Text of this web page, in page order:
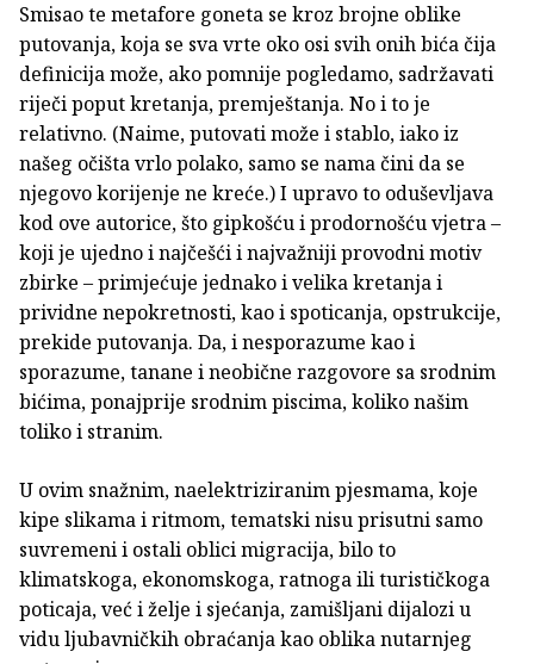
Smisao te metafore goneta se kroz brojne oblike
putovanja, koja se sva vrte oko osi svih onih bića čija
definicija može, ako pomnije pogledamo, sadržavati
riječi poput kretanja, premještanja. No i to je
relativno. (Naime, putovati može i stablo, iako iz
našeg očišta vrlo polako, samo se nama čini da se
njegovo korijenje ne kreće.) I upravo to oduševljava
kod ove autorice, što gipkošću i prodornošću vjetra –
koji je ujedno i najčešći i najvažniji provodni motiv
zbirke – primjećuje jednako i velika kretanja i
prividne nepokretnosti, kao i spoticanja, opstrukcije,
prekide putovanja. Da, i nesporazume kao i
sporazume, tanane i neobične razgovore sa srodnim
bićima, ponajprije srodnim piscima, koliko našim
toliko i stranim.
U ovim snažnim, naelektriziranim pjesmama, koje
kipe slikama i ritmom, tematski nisu prisutni samo
suvremeni i ostali oblici migracija, bilo to
klimatskoga, ekonomskoga, ratnoga ili turističkoga
poticaja, već i želje i sjećanja, zamišljani dijalozi u
vidu ljubavničkih obraćanja kao oblika nutarnjeg